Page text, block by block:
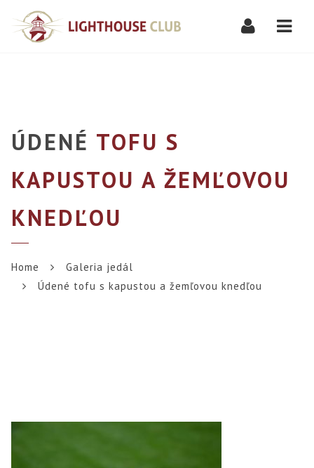
ÚDENÉ TOFU S
KAPUSTOU A ŽEMĽOVOU
KNEDĽOU
Home
Galeria jedál
Údené tofu s kapustou a žemľovou knedľou